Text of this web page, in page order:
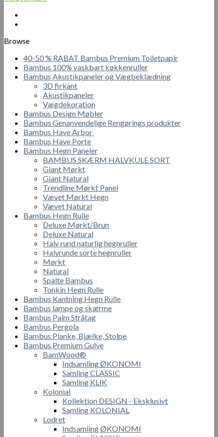
Browse
40-50 % RABAT Bambus Premium Toiletpapir
Bambus 100% vaskbart køkkenruller
Bambus Akustikpaneler og Vægbeklædning
3D firkant
Akustikpaneler
Vægdekoration
Bambus Design Møbler
Bambus Genanvendelige Rengørings produkter
Bambus Have Arbor
Bambus Have Porte
Bambus Hegn Paneler
BAMBUS SKÆRM HALVKULE SORT
Giant Mørkt
Giant Natural
Trendline Mørkt Panel
Vævet Mørkt Hegn
Vævet Natural
Bambus Hegn Rulle
Deluxe Mørkt/Brun
Deluxe Natural
Halv rund naturlig hegnruller
Halvrunde sorte hegnruller
Mørkt
Natural
Spalte Bambus
Tonkin Hegn Rulle
Bambus Kantning Hegn Rulle
Bambus lampe og skærme
Bambus Palm Stråtag
Bambus Pergola
Bambus Planke, Bjælke, Stolpe
Bambus Premium Gulve
BamWood®
Indsamling ØKONOMI
Samling CLASSIC
Samling KLIK
Kolonial
Kollektion DESIGN - Eksklusivt
Samling KOLONIAL
Lodret
Indsamling ØKONOMI